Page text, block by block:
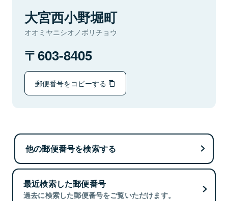
大宮西小野堀町
オオミヤニシオノボリチョウ
603-8405
郵便番号をコピーする
他の郵便番号を検索する
最近検索した郵便番号
過去に検索した郵便番号をご覧いただけます。